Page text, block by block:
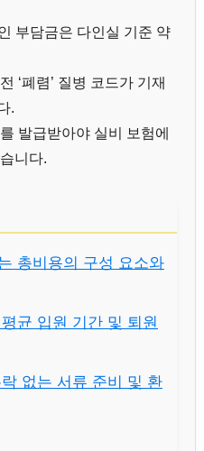
부담금은 다인실 기준 약
‘폐렴’ 질병 코드가 기재
.
발급받아야 실비 보험에
니다.
총비용의 구성 요소와
균 입원 기간 및 퇴원
없는 서류 준비 및 환